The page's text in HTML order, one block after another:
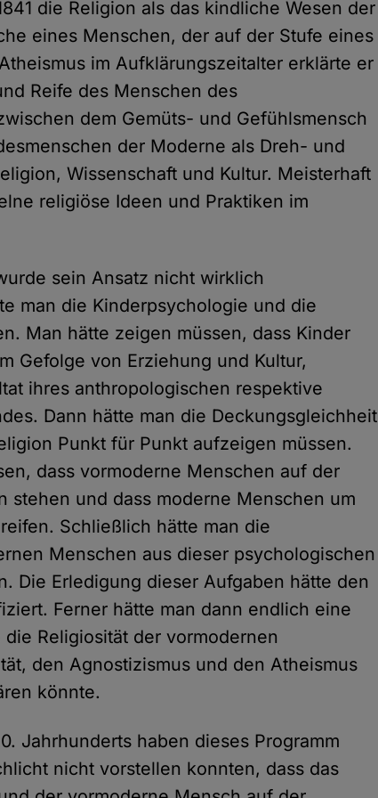
die Religion als das kindliche Wesen der
eines Menschen, der auf der Stufe eines
im Aufklärungszeitalter erklärte er
Reife des Menschen des
dem Gemüts- und Gefühlsmensch
der Moderne als Dreh- und
Wissenschaft und Kultur. Meisterhaft
religiöse Ideen und Praktiken im
sein Ansatz nicht wirklich
man die Kinderpsychologie und die
Man hätte zeigen müssen, dass Kinder
Gefolge von Erziehung und Kultur,
ihres anthropologischen respektive
Dann hätte man die Deckungsgleichheit
Punkt für Punkt aufzeigen müssen.
dass vormoderne Menschen auf der
stehen und dass moderne Menschen um
Schließlich hätte man die
Menschen aus dieser psychologischen
Die Erledigung dieser Aufgaben hätte den
Ferner hätte man dann endlich eine
Religiosität der vormodernen
den Agnostizismus und den Atheismus
könnte.
Jahrhunderts haben dieses Programm
nicht vorstellen konnten, dass das